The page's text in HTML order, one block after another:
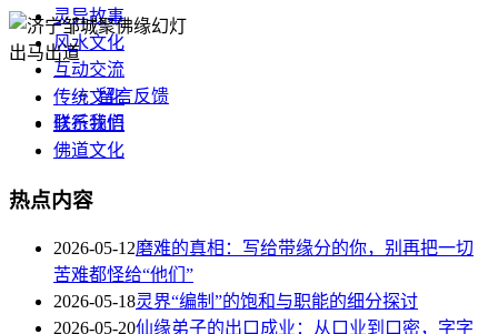
灵异故事
风水文化
互动交流
留言反馈
联系我们
出马出道
传统文化
修行领悟
佛道文化
热点内容
2026-05-12磨难的真相：写给带缘分的你，别再把一切
苦难都怪给“他们”
2026-05-18灵界“编制”的饱和与职能的细分探讨
2026-05-20仙缘弟子的出口成业：从口业到口密，字字